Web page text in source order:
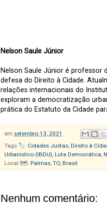
Nelson Saule Júnior
Nelson Saule Júnior é professor
defesa do Direito à Cidade.
relações internacionais do
exploram a democratização
prática do Estatuto da Cidade
em setembro 13, 2021
Tags 🏷️: Cidades Justas, Direito à
Urbanístico (IBDU), Luta Democrática,
Local 🗺️: Palmas, TO, Brasil
Nenhum comentário: